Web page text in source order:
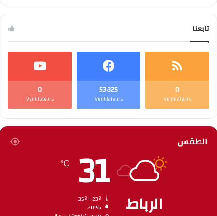
تابعنا
0
Ventilateurs
53٬325
Ventilateurs
0
Ventilateurs
الطقس
الرباط
31
℃
20%